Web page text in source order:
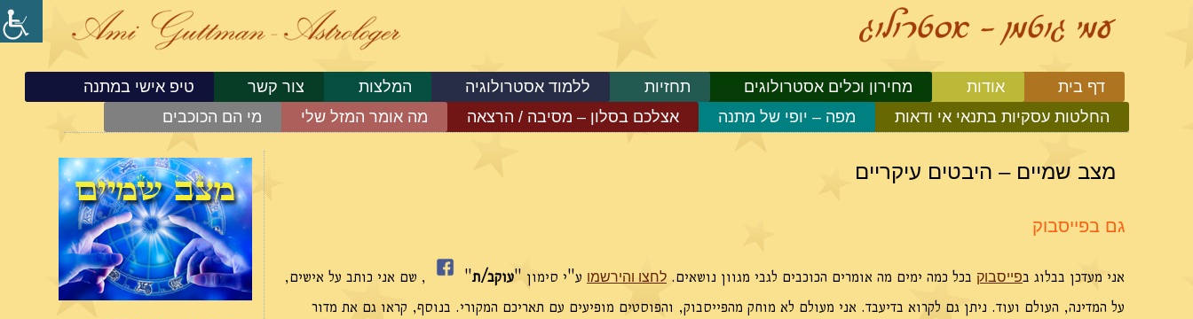
דף בית אודות מחירון וכלים אסטרולוגים תחזיות ללמוד אסטרולוגיה המלצות צור קשר
טיפ אישי במתנה
החלטות עסקיות בתנאי אי ודאות
מפה – יופי של מתנה אצלכם בסלון – מסיבה / הרצאה מה אומר המזל שלי מי הם הכוכבים
מצב שמיים – היבטים עיקריים
גם בפייסבוק
אני מעדכן בבלוג בפייסבוק בכל כמה ימים מה אומרים הכוכבים לגבי מגוון נושאים. לחצו והירשמו ע"י סימון "עוקב/ת"
, שם אני כותב על אישים,
על המדינה, העולם ועוד. ניתן גם לקרוא בדיעבד. אני מעולם לא מוחק מהפייסבוק, והפוסטים מופיעים עם תאריכם המקורי. בנוסף, קראו גם את מדור